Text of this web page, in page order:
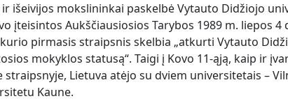
ir išeivijos mokslininkai paskelbė Vytauto Didžiojo
įteisintos Aukščiausiosios Tarybos 1989 m. liepos 4
pirmasis straipsnis skelbia „atkurti Vytauto
mokyklos statusą“. Taigi į Kovo 11-ąją, kaip ir
Lietuva atėjo su dviem universitetais –
Kaune.